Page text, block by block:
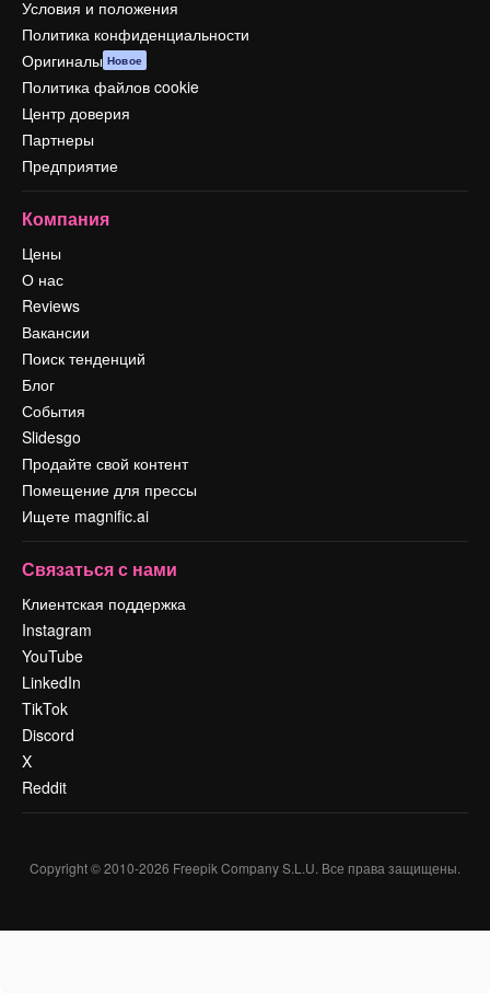
Условия и положения
Политика конфиденциальности
Оригиналы Новое
Политика файлов cookie
Центр доверия
Партнеры
Предприятие
Компания
Цены
О нас
Reviews
Вакансии
Поиск тенденций
Блог
События
Slidesgo
Продайте свой контент
Помещение для прессы
Ищете magnific.ai
Связаться с нами
Клиентская поддержка
Instagram
YouTube
LinkedIn
TikTok
Discord
X
Reddit
Copyright © 2010-2026 Freepik Company S.L.U. Все права защищены.